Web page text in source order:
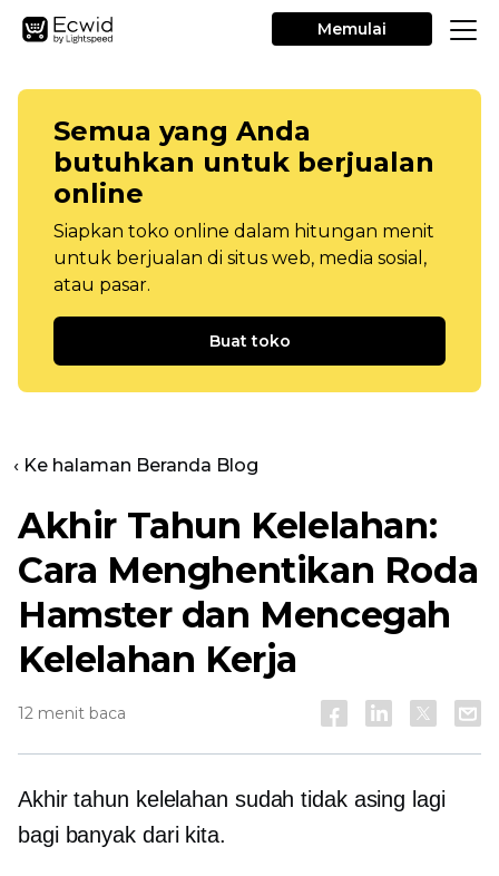
Memulai
Semua yang Anda
butuhkan untuk berjualan
online
Siapkan toko online dalam hitungan menit
untuk berjualan di situs web, media sosial,
atau pasar.
Buat toko
‹ Ke halaman Beranda Blog
Akhir Tahun Kelelahan:
Cara Menghentikan Roda
Hamster dan Mencegah
Kelelahan Kerja
12 menit baca
Akhir tahun kelelahan sudah tidak asing lagi
bagi banyak dari kita.